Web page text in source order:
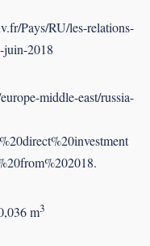
Pays/RU/les-relations-
juin-2018
middle-east/russia-
m3